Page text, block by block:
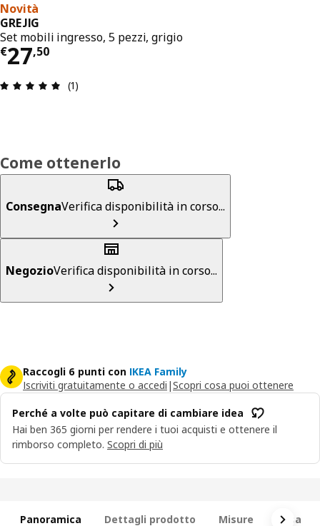
Novità
GREJIG
Set mobili ingresso, 5 pezzi, grigio
€27,50
Prezzo € 27,50
Recensione: 5 di 5 stelle. Recensioni totali: 1
(1)
Come ottenerlo
ConsegnaVerifica disponibilità in corso...
NegozioVerifica disponibilità in corso...
Raccogli 6 punti con IKEA Family
Iscriviti gratuitamente o accedi |Scopri cosa puoi ottenere
Perché a volte può capitare di cambiare idea
Hai ben 365 giorni per rendere i tuoi acquisti e ottenere il
rimborso completo. Scopri di più
Panoramica Dettagli prodotto Misure Cosa è